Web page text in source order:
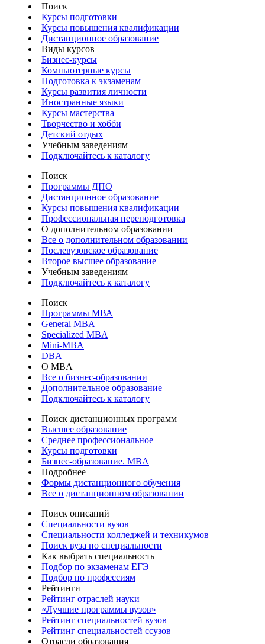
Поиск
Курсы подготовки
Курсы повышения квалификации
Дистанционное образование
Виды курсов
Бизнес-курсы
Компьютерные курсы
Подготовка к экзаменам
Курсы развития личности
Иностранные языки
Курсы мастерства
Творчество и хобби
Детский отдых
Учебным заведениям
Подключайтесь к каталогу
Поиск
Программы ДПО
Дистанционное образование
Курсы повышения квалификации
Профессиональная переподготовка
О дополнительном образовании
Все о дополнительном образовании
Послевузовское образование
Второе высшее образование
Учебным заведениям
Подключайтесь к каталогу
Поиск
Программы МВА
General MBA
Specialized MBA
Mini-MBA
DBA
О MBA
Все о бизнес-образовании
Дополнительное образование
Подключайтесь к каталогу
Поиск дистанционных программ
Высшее образование
Среднее профессиональное
Курсы подготовки
Бизнес-образование. MBA
Подробнее
Формы дистанционного обучения
Все о дистанционном образовании
Поиск описаний
Специальности вузов
Специальности колледжей и техникумов
Поиск вуза по специальности
Как выбрать специальность
Подбор по экзаменам ЕГЭ
Подбор по профессиям
Рейтинги
Рейтинг отраслей науки
«Лучшие программы вузов»
Рейтинг специальностей вузов
Рейтинг специальностей ссузов
Отрасли образования